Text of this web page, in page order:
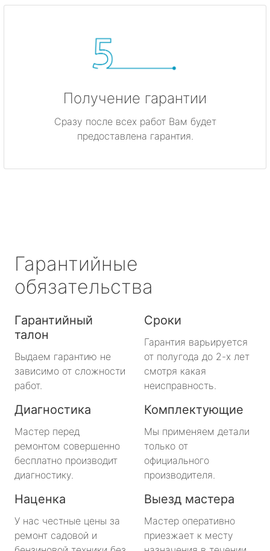
Получение гарантии
Сразу после всех работ Вам будет
предоставлена гарантия.
Гарантийные
обязательства
Гарантийный
талон
Выдаем гарантию не
зависимо от сложности
работ.
Сроки
Гарантия варьируется
от полугода до 2-х лет
смотря какая
неисправность.
Диагностика
Мастер перед
ремонтом совершенно
бесплатно производит
диагностику.
Комплектующие
Мы применяем детали
только от
официального
производителя.
Наценка
У нас честные цены за
ремонт садовой и
Выезд мастера
Мастер оперативно
приезжает к месту